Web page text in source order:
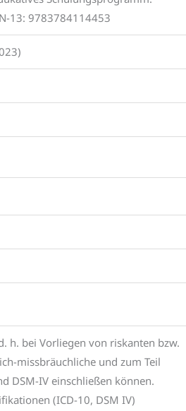
13: 9783784114453
h. bei Vorliegen von riskanten bzw.
missbräuchliche und zum Teil
DSM-IV einschließen können.
(ICD-10, DSM IV)